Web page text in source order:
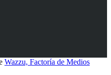
Wazzu, Factoría de Medios